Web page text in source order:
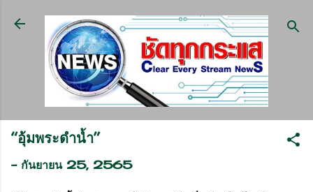
ข้ามไปที่เนื้อหาหลัก
“อุ้มพระดำน้ำ”
- กันยายน 25, 2565